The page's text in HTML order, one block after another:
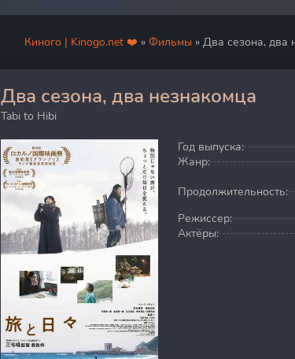
Киного | Kinogo.net ❤️ » Фильмы » Два сезона, два
Два сезона, два незнакомца
Tabi to Hibi
0
Год выпуска:
Жанр:
Продолжительность:
Режиссер:
Актёры: